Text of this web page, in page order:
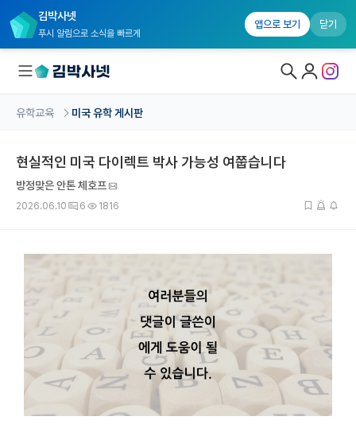
김박사넷
푸시 알림으로 소식을 빠르게
앱으로 보기 닫기
국내대학원 정보
커리어
유학교육
유학교육 홈
수강 신청
미국 유학 게시판
어드미션 포스팅
유학교육 미국 유학 게시판
현실적인 미국 다이렉트 박사 가능성 여쭙습니다
방정맞은 안톤 체호프
2026.06.10 6 1816